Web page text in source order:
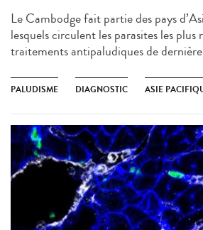
Le Cambodge fait partie des pays
lesquels circulent les parasites les plus
traitements antipaludiques de
PALUDISME DIAGNOSTIC ASIE